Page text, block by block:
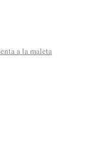
a la maleta